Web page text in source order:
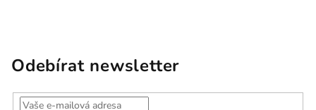
Odebírat newsletter